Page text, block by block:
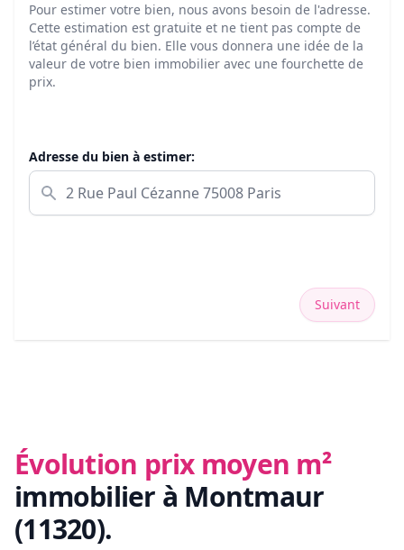
Pour estimer votre bien, nous avons besoin de l'adresse.
Cette estimation est gratuite et ne tient pas compte de
l’état général du bien. Elle vous donnera une idée de la
valeur de votre bien immobilier avec une fourchette de
prix.
Adresse du bien à estimer:
Suivant
Évolution prix moyen m²
immobilier à Montmaur
(11320).